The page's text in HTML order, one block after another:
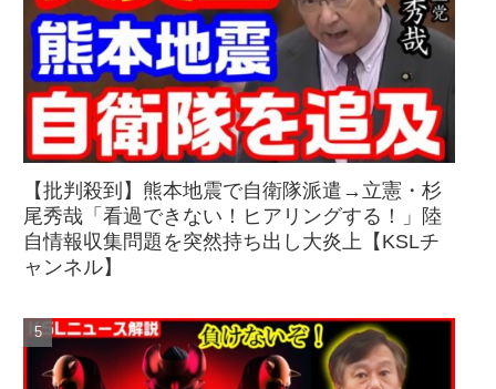
【批判殺到】熊本地震で自衛隊派遣→立憲・杉
尾秀哉「看過できない！ヒアリングする！」陸
自情報収集問題を突然持ち出し大炎上【KSLチ
ャンネル】